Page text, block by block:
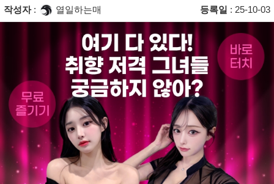
작성자: 열일하는매 등록일 : 25-10-03